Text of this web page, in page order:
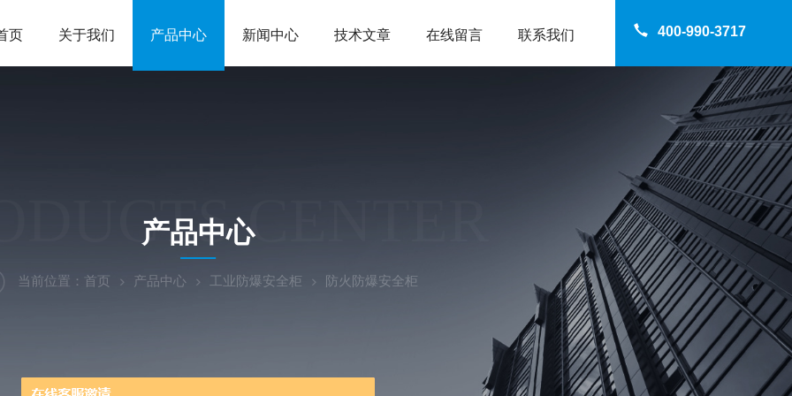
400-990-3717
页 关于我们 产品中心 新闻中心 技术文章 在线留言 联系我们
CENTER
产品中心
当前位置： 首页 产品中心 工业防爆安全柜 防火防爆安全柜